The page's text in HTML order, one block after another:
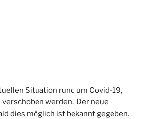
Situation rund um Covid-19,
verschoben werden. Der neue
dies möglich ist bekannt gegeben.